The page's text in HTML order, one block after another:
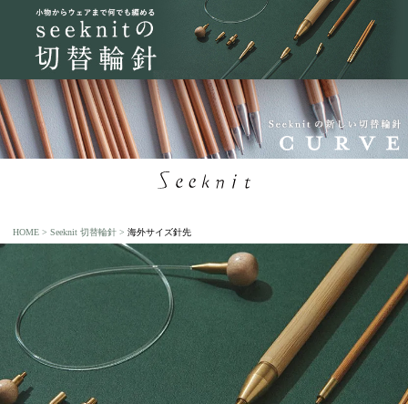
HOME Seeknit 切替輪針 海外サイズ針先